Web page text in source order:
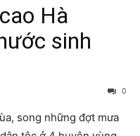
Hà
sinh
0
song những đợt mưa